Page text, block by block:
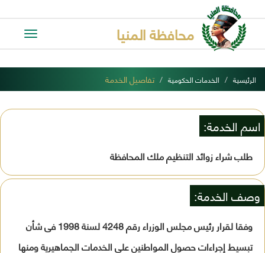
Toggle
محافظة المنيا
الرئيسية الخدمات الحكومية تفاصيل الخدمة
اسم الخدمة:
طلب شراء زوائد التنظيم ملك المحافظة
وصف الخدمة:
وفقا لقرار رئيس مجلس الوزراء رقم 4248 لسنة 1998 فى شأن
تبسيط إجراءات حصول المواطنين على الخدمات الجماهيرية ومنها